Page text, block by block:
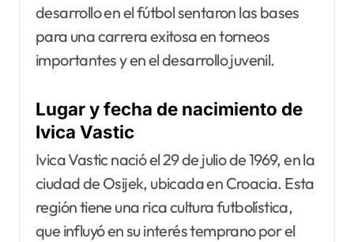
desarrollo en el fútbol sentaron las bases
para una carrera exitosa en torneos
importantes y en el desarrollo juvenil.
Lugar y fecha de nacimiento de
Ivica Vastic
Ivica Vastic nació el 29 de julio de 1969, en la
ciudad de Osijek, ubicada en Croacia. Esta
región tiene una rica cultura futbolística,
que influyó en su interés temprano por el